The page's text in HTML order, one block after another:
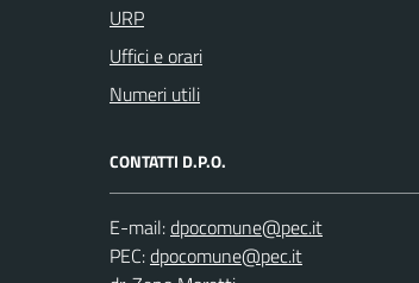
URP
Uffici e orari
Numeri utili
CONTATTI D.P.O.
E-mail:
PEC: